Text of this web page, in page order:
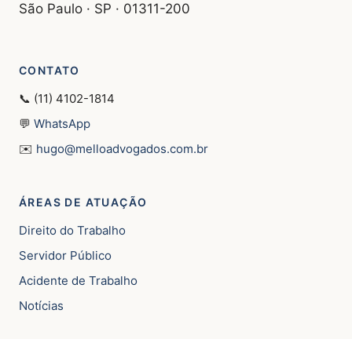
São Paulo · SP · 01311-200
CONTATO
📞 (11) 4102-1814
💬 WhatsApp
✉️ hugo@melloadvogados.com.br
ÁREAS DE ATUAÇÃO
Direito do Trabalho
Servidor Público
Acidente de Trabalho
Notícias